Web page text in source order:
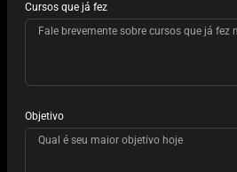
Cursos que já fez
Objetivo